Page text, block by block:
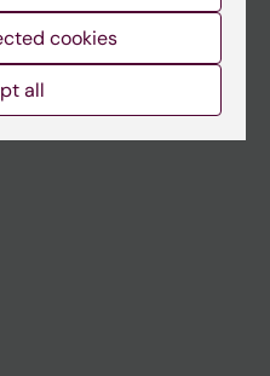
cookies
all